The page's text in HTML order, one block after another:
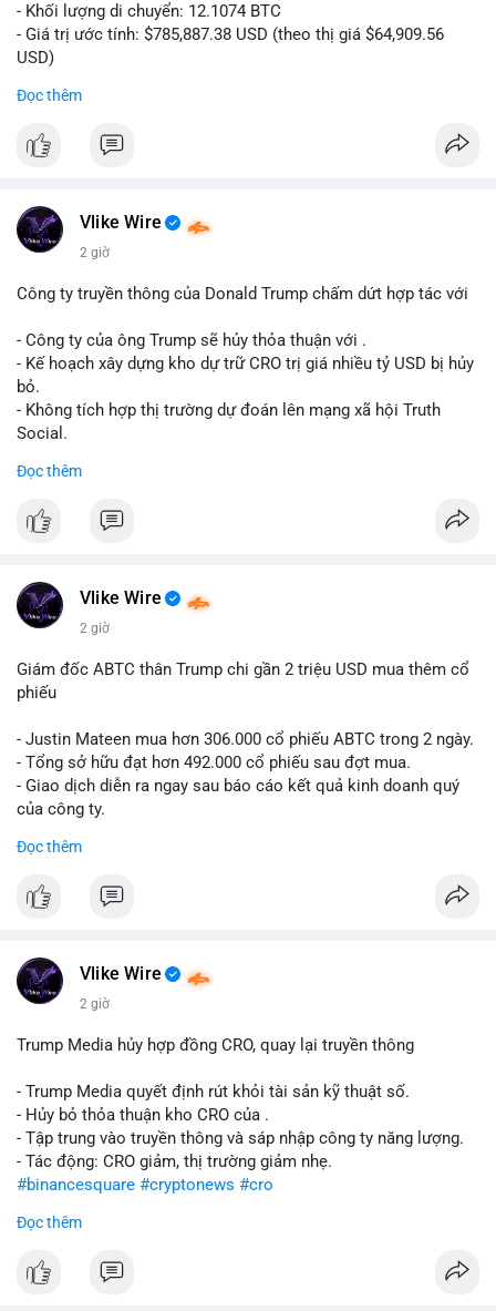
- Khối lượng di chuyển: 12.1074 BTC
- Giá trị ước tính: $785,887.38 USD (theo thị giá $64,909.56
USD)
Khối lượng 12.1 BTC tương đương gần 786 nghìn USD được di
Động thái này có thể là bước chuẩn bị thanh khoản để bán ra,
hoặc tái phân bổ tài sản giữa các ví nóng nhằm tối ưu phí giao
thấy cá voi đang thăm dò thanh khoản thị trường trước khi có
Lời khuyên cho nhà đầu tư nhỏ lẻ: Theo dõi xác nhận giao dịch
và dòng tiền tiếp theo từ ví nguồn. Khối lượng này chưa đủ tạo
áp lực bán mạnh, nhưng nếu xuất hiện thêm 2-3 giao dịch
tương tự trong 24 giờ tới, khả năng cao là sóng điều chỉnh
ở vùng giá hiện tại.
#12dot1btc #786kusd
Đọc thêm
Vlike Wire
2 giờ
Công ty truyền thông của Donald Trump chấm dứt hợp tác với
- Công ty của ông Trump sẽ hủy thỏa thuận với .
- Kế hoạch xây dựng kho dự trữ CRO trị giá nhiều tỷ USD bị hủy
bỏ.
- Không tích hợp thị trường dự đoán lên mạng xã hội Truth
Social.
#binancesquare
$cro
📰 Nguồn: Cointelegraph
Đọc thêm
Vlike Wire
2 giờ
Giám đốc ABTC thân Trump chi gần 2 triệu USD mua thêm cổ
phiếu
- Justin Mateen mua hơn 306.000 cổ phiếu ABTC trong 2 ngày.
- Tổng sở hữu đạt hơn 492.000 cổ phiếu sau đợt mua.
- Giao dịch diễn ra ngay sau báo cáo kết quả kinh doanh quý
của công ty.
#abtc #cryptonews
$btc $eth
📰 Nguồn: CoinDesk
Đọc thêm
Vlike Wire
2 giờ
Trump Media hủy hợp đồng CRO, quay lại truyền thông
- Trump Media quyết định rút khỏi tài sản kỹ thuật số.
- Hủy bỏ thỏa thuận kho CRO của .
- Tập trung vào truyền thông và sáp nhập công ty năng lượng.
- Tác động: CRO giảm, thị trường giảm nhẹ.
#binancesquare #cryptonews #cro
$cro
#vlikevn #titanbot
Đọc thêm